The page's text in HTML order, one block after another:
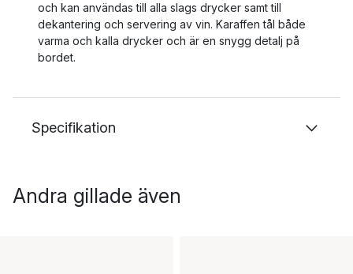
och kan användas till alla slags drycker samt till
dekantering och servering av vin. Karaffen tål både
varma och kalla drycker och är en snygg detalj på
bordet.
Specifikation
Andra gillade även